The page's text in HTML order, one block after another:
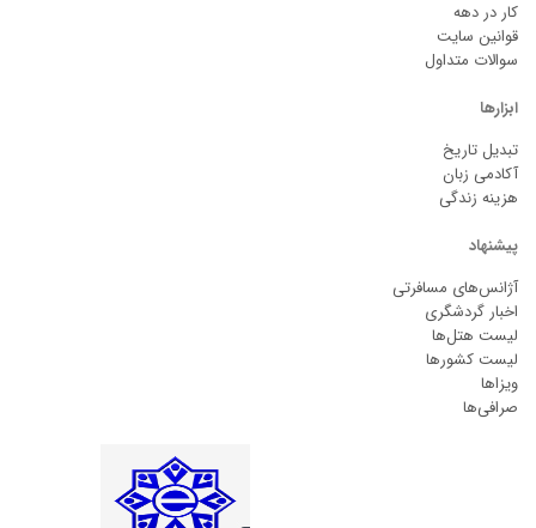
کار در دهه
قوانین سایت
سوالات متداول
ابزارها
تبدیل تاریخ
آکادمی زبان
هزینه زندگی
پیشنهاد
آژانس‌های مسافرتی
اخبار گردشگری
لیست هتل‌ها
لیست کشورها
ویزاها
صرافی‌ها